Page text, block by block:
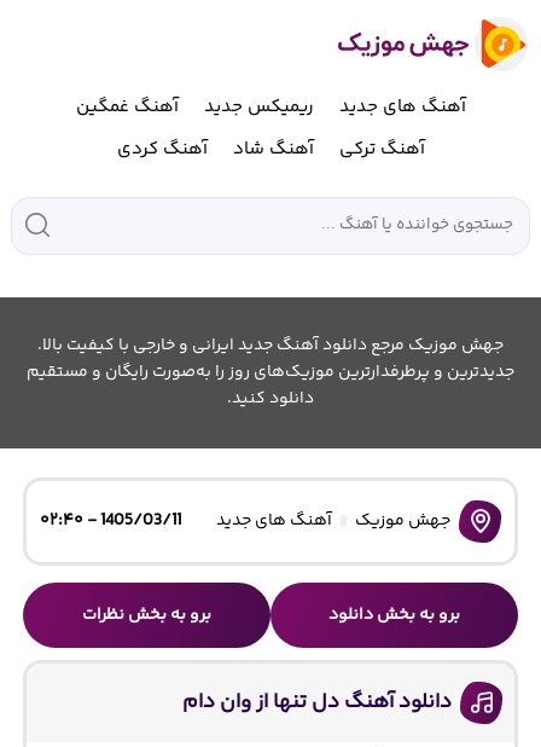
آهنگ های جدید ریمیکس جدید
آهنگ غمگین
آهنگ ترکی
آهنگ شاد آهنگ کردی
جهش موزیک مرجع دانلود آهنگ جدید ایرانی و خارجی با کیفیت بالا.
جدیدترین و پرطرفدارترین موزیک‌های روز را به‌صورت رایگان و مستقیم
دانلود کنید.
جهش موزیک آهنگ های جدید 1405/03/11 - ۰۲:۴۰
برو به بخش دانلود برو به بخش نظرات
دانلود آهنگ دل تنها از وان دام